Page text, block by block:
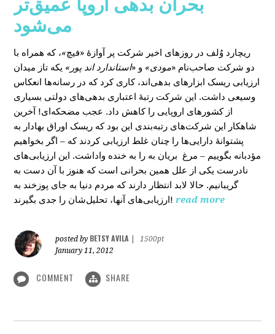
بحران بدهی اروپا عمیق‌تر
می‌شود
ریچارد وُلف در روزهای اخیر شرکت پر آوازۀ «فیچ»، که همراه با
دو شرکت صاحب‌نام «مودی» و «استاندارد اند پور» یکه‌ تاز میدان
ارزیابی ریسک ابزارهای بدهی‌اند، کاری کرد که در رسانه‌ها انعکاس
وسیعی داشت. این شرکت رتبۀ اعتباری بدهی‌های دولتی بسیاری
از کشورهای اروپایی را کاهش داد. عجب مضحکه‌ای! آخرین
شاهکار این شرکت‌های رتبه‌بندی این بود که ریسک‌ اوراق بهادار به
پشتوانۀ دارایی‌‌ها را چنان غلط ارزیابی کردند که – اگر بخواهیم
مؤدبانه بگوییم – مرغ بریان به را به خنده واداشت. این ارزیابی‌های
نادرست یکی از علل همین بحرانی است که هنوز با آن دست به
گریبانیم. حالا لابد انتظار دارند که مردم دنیا به جای پوزخند به
ارزیابی‌های آنها، تحلیل‌‌شان را جدی بگیرند! read more
posted by BETSY AVILA
1500pt
January 11, 2012
COMMENT SHARE